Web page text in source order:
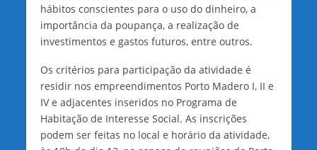
hábitos conscientes para o uso do dinheiro, a
importância da poupança, a realização de
investimentos e gastos futuros, entre outros.
Os critérios para participação da atividade é
residir nos empreendimentos Porto Madero I, II e
IV e adjacentes inseridos no Programa de
Habitação de Interesse Social. As inscrições
podem ser feitas no local e horário da atividade,